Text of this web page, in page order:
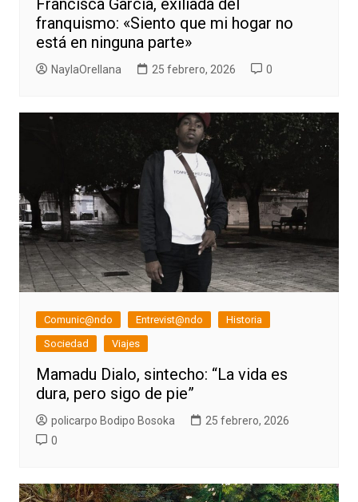
Francisca García, exiliada del
franquismo: «Siento que mi hogar no
está en ninguna parte»
NaylaOrellana 25 febrero, 2026 0
Comunic@ndo Entrevist@ndo
Historia
Sociedad
Viajes
Mamadu Dialo, sintecho: “La vida es
dura, pero sigo de pie”
policarpo Bodipo Bosoka
25 febrero, 2026
0